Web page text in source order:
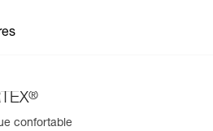
(disponible en accessoire),
Ion, rechargeable en 4
rapide 110/240 V (fourni),
pour consulter avec précision le
®
confortable